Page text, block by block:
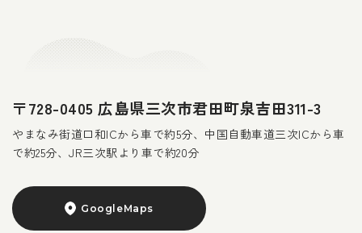
〒728-0405 広島県三次市君田町泉吉田311-3
やまなみ街道口和ICから車で約5分、中国自動車道三次ICから車
で約25分、JR三次駅より車で約20分
GoogleMaps